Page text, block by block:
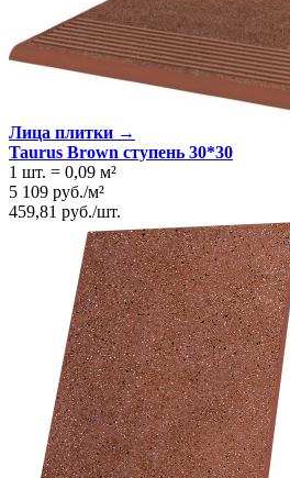
Лица плитки →
Taurus Brown ступень 30*30
1 шт. = 0,09 м²
5 109 руб./м²
459,81 руб./шт.